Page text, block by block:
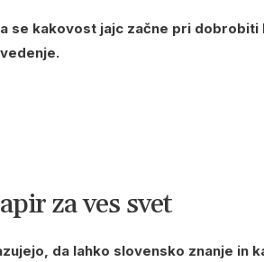
se kakovost jajc začne pri
za ves svet
da lahko slovensko znanje in